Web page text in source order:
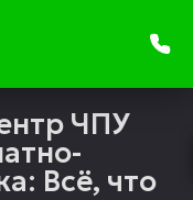
ЧПУ
Всё, что